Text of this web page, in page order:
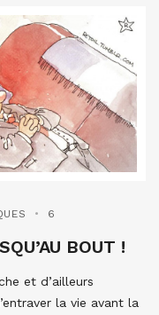
6
BOUT !
et d’ailleurs
la vie avant la